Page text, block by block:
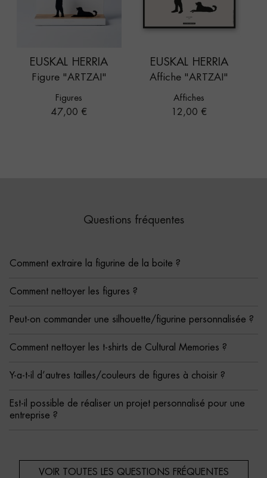
EUSKAL HERRIA
Figure "ARTZAI"
Figures
Prix
47,00 €
EUSKAL HERRIA
Affiche "ARTZAI"
Affiches
Prix
12,00 €
Questions fréquentes
Comment extraire la figurine de la boite ?
Comment nettoyer les figures ?
Peut-on commander une silhouette/figurine personnalisée ?
Comment nettoyer les t-shirts de Cultural Memories ?
Y-a-t-il d’autres tailles/couleurs de figures à choisir ?
Est-il possible de réaliser un projet personnalisé pour une
entreprise ?
VOIR TOUTES LES QUESTIONS FRÉQUENTES